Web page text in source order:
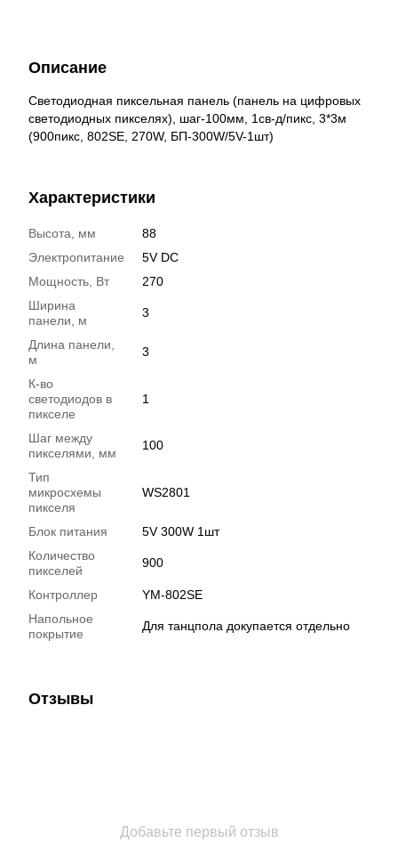
Описание
Светодиодная пиксельная панель (панель на цифровых
светодиодных пикселях), шаг-100мм, 1св-д/пикс, 3*3м
(900пикс, 802SE, 270W, БП-300W/5V-1шт)
Характеристики
Высота, мм
88
Электропитание
5V DC
Мощность, Вт
270
Ширина
панели, м
3
Длина панели,
м
3
К-во
светодиодов в
пикселе
1
Шаг между
пикселями, мм
100
Тип
микросхемы
пикселя
WS2801
Блок питания
5V 300W 1шт
Количество
пикселей
900
Контроллер
YM-802SE
Напольное
покрытие
Для танцпола докупается отдельно
Отзывы
Добавьте первый отзыв